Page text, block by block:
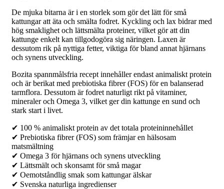
De mjuka bitarna är i en storlek som gör det lätt för små
kattungar att äta och smälta fodret. Kyckling och lax bidrar med
hög smaklighet och lättsmälta proteiner, vilket gör att din
kattunge enkelt kan tillgodogöra sig näringen. Laxen är
dessutom rik på nyttiga fetter, viktiga för bland annat hjärnans
och synens utveckling.
Bozita spannmålsfria recept innehåller endast animaliskt protein
och är berikat med prebiotiska fibrer (FOS) för en balanserad
tarmflora. Dessutom är fodret naturligt rikt på vitaminer,
mineraler och Omega 3, vilket ger din kattunge en sund och
stark start i livet.
✔ 100 % animaliskt protein av det totala proteininnehållet
✔ Prebiotiska fibrer (FOS) som främjar en hälsosam
matsmältning
✔ Omega 3 för hjärnans och synens utveckling
✔ Lättsmält och skonsamt för små magar
✔ Oemotståndlig smak som kattungar älskar
✔ Svenska naturliga ingredienser